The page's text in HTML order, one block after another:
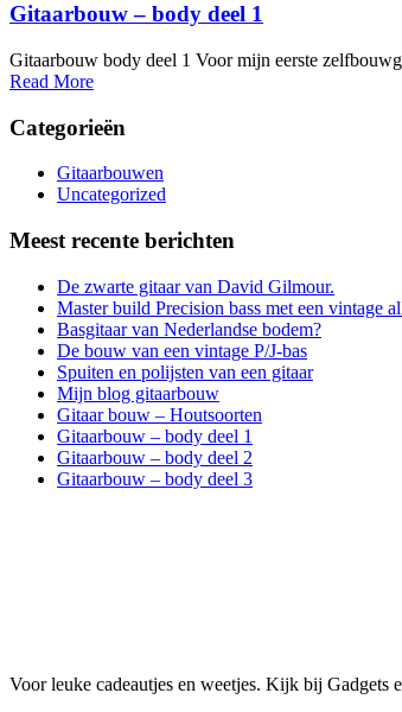
Gitaarbouw – body deel 1
Gitaarbouw body deel 1 Voor mijn eerste
Read More
Categorieën
Gitaarbouwen
Uncategorized
Meest recente berichten
De zwarte gitaar van David Gilmour.
Master build Precision bass met een vintage
Basgitaar van Nederlandse bodem?
De bouw van een vintage P/J-bas
Spuiten en polijsten van een gitaar
Mijn blog gitaarbouw
Gitaar bouw – Houtsoorten
Gitaarbouw – body deel 1
Gitaarbouw – body deel 2
Gitaarbouw – body deel 3
Voor leuke cadeautjes en weetjes. Kijk bij Gadgets